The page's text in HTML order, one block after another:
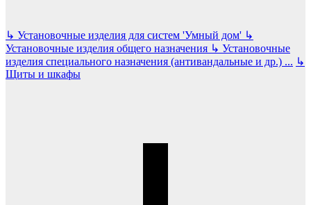
↳ Установочные изделия для систем 'Умный дом' ↳
Установочные изделия общего назначения ↳ Установочные
изделия специального назначения (антивандальные и др.) ... ↳
Щиты и шкафы